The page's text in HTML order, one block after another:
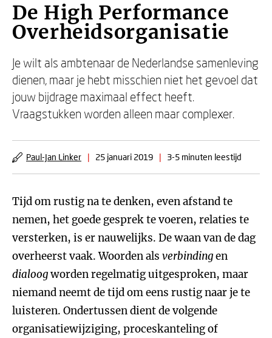
De High Performance
Overheidsorganisatie
Je wilt als ambtenaar de Nederlandse samenleving
dienen, maar je hebt misschien niet het gevoel dat
jouw bijdrage maximaal effect heeft.
Vraagstukken worden alleen maar complexer.
Paul-Jan Linker | 25 januari 2019 | 3-5 minuten leestijd
Tijd om rustig na te denken, even afstand te
nemen, het goede gesprek te voeren, relaties te
versterken, is er nauwelijks. De waan van de dag
overheerst vaak. Woorden als verbindingen
dialoogworden regelmatig uitgesproken, maar
niemand neemt de tijd om eens rustig naar je te
luisteren. Ondertussen dient de volgende
organisatiewijziging, proceskanteling of